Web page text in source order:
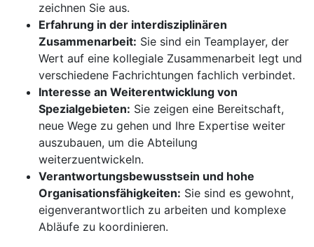
zeichnen Sie aus.
Erfahrung in der interdisziplinären
Zusammenarbeit: Sie sind ein Teamplayer, der
Wert auf eine kollegiale Zusammenarbeit legt und
verschiedene Fachrichtungen fachlich verbindet.
Interesse an Weiterentwicklung von
Spezialgebieten: Sie zeigen eine Bereitschaft,
neue Wege zu gehen und Ihre Expertise weiter
auszubauen, um die Abteilung
weiterzuentwickeln.
Verantwortungsbewusstsein und hohe
Organisationsfähigkeiten: Sie sind es gewohnt,
eigenverantwortlich zu arbeiten und komplexe
Abläufe zu koordinieren.